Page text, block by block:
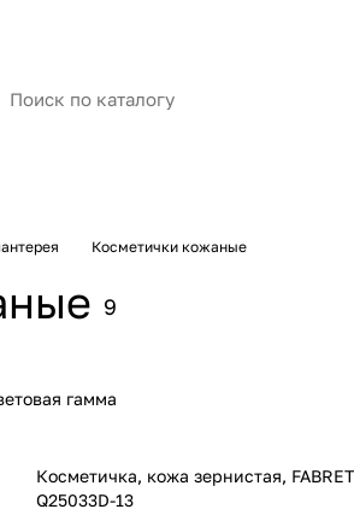
Косметички кожаные
9
гамма
Косметичка, кожа зернистая, FABRETTI
Q25033D-13